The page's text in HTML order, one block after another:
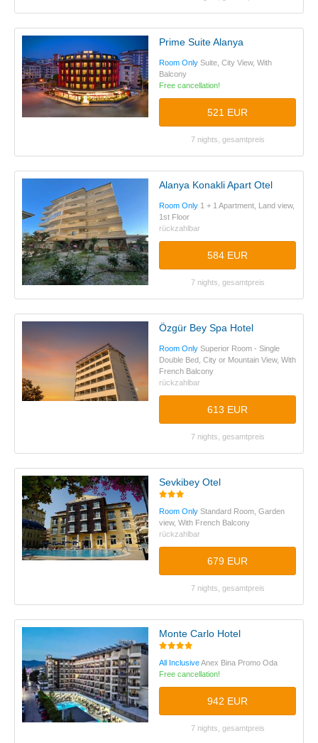
Prime Suite Alanya
Room Only Suite, City View, With
Balcony
Free cancellation!
521 EUR
7 nights, gesamtpreis
Alanya Konakli Apart Otel
Room Only 1 + 1 Apartment, Land view,
1st Floor
rückzahlbar
584 EUR
7 nights, gesamtpreis
Özgür Bey Spa Hotel
Room Only Superior Room - Single
Double Bed, City or Mountain View, With
French Balcony
rückzahlbar
613 EUR
7 nights, gesamtpreis
Sevkibey Otel
Room Only Standard Room, Garden
view, With French Balcony
rückzahlbar
679 EUR
7 nights, gesamtpreis
Monte Carlo Hotel
All InclusiveAnex Bina Promo Oda
Free cancellation!
942 EUR
7 nights, gesamtpreis